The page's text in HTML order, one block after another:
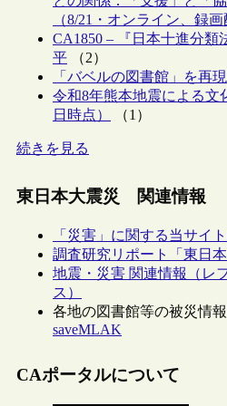
（8/21・オンライン、録画
CA1850 – 『日本十進分類
平 （2）
「バベルの図書館」を再
令和8年熊本地震による文
日時点）
（1）
続きを見る
東日本大震災 関連情報
「災害」に関する当サイ
調査研究リポート「東日
地震・災害 関連情報（レ
ス）
各地の図書館等の被災情
saveMLAK
CAポータルについて